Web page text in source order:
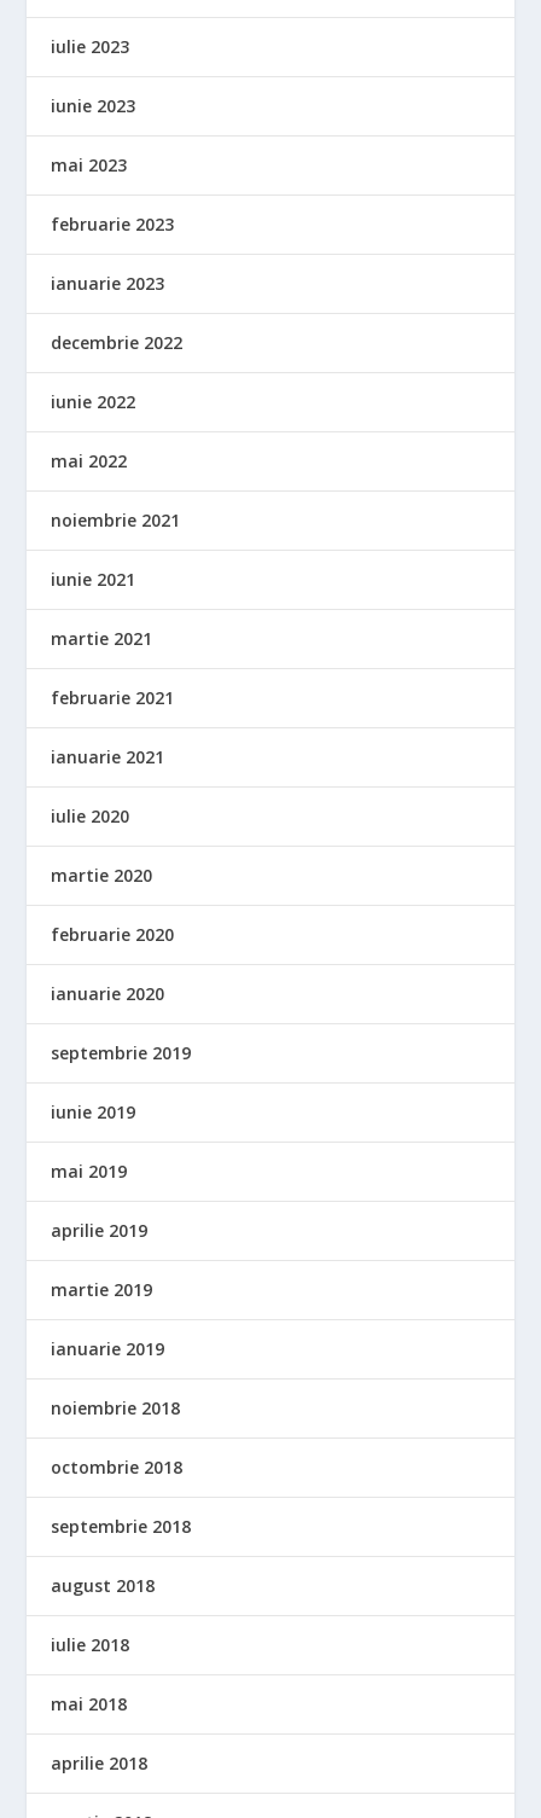
iulie 2023
iunie 2023
mai 2023
februarie 2023
ianuarie 2023
decembrie 2022
iunie 2022
mai 2022
noiembrie 2021
iunie 2021
martie 2021
februarie 2021
ianuarie 2021
iulie 2020
martie 2020
februarie 2020
ianuarie 2020
septembrie 2019
iunie 2019
mai 2019
aprilie 2019
martie 2019
ianuarie 2019
noiembrie 2018
octombrie 2018
septembrie 2018
august 2018
iulie 2018
mai 2018
aprilie 2018